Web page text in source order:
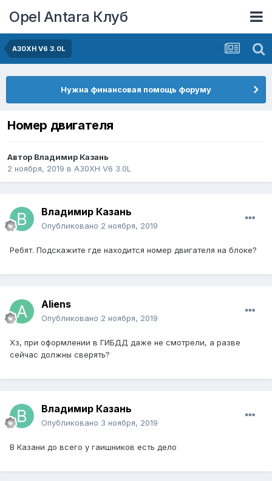
Opel Antara Клуб
A30XH V6 3.0L
Нужна финансовая помощь форуму
Номер двигателя
Автор Владимир Казань
2 ноября, 2019 в A30XH V6 3.0L
Владимир Казань
Опубликовано 2 ноября, 2019
Ребят. Подскажите где находится номер двигателя на блоке?
Aliens
Опубликовано 2 ноября, 2019
Хз, при оформлении в ГИБДД даже не смотрели, а разве
сейчас должны сверять?
Владимир Казань
Опубликовано 3 ноября, 2019
В Казани до всего у гаишников есть дело